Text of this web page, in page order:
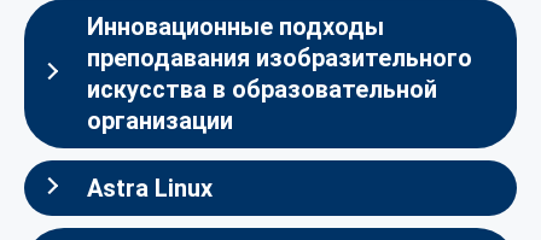
Инновационные подходы
преподавания изобразительного
искусства в образовательной
организации
Astra Linux